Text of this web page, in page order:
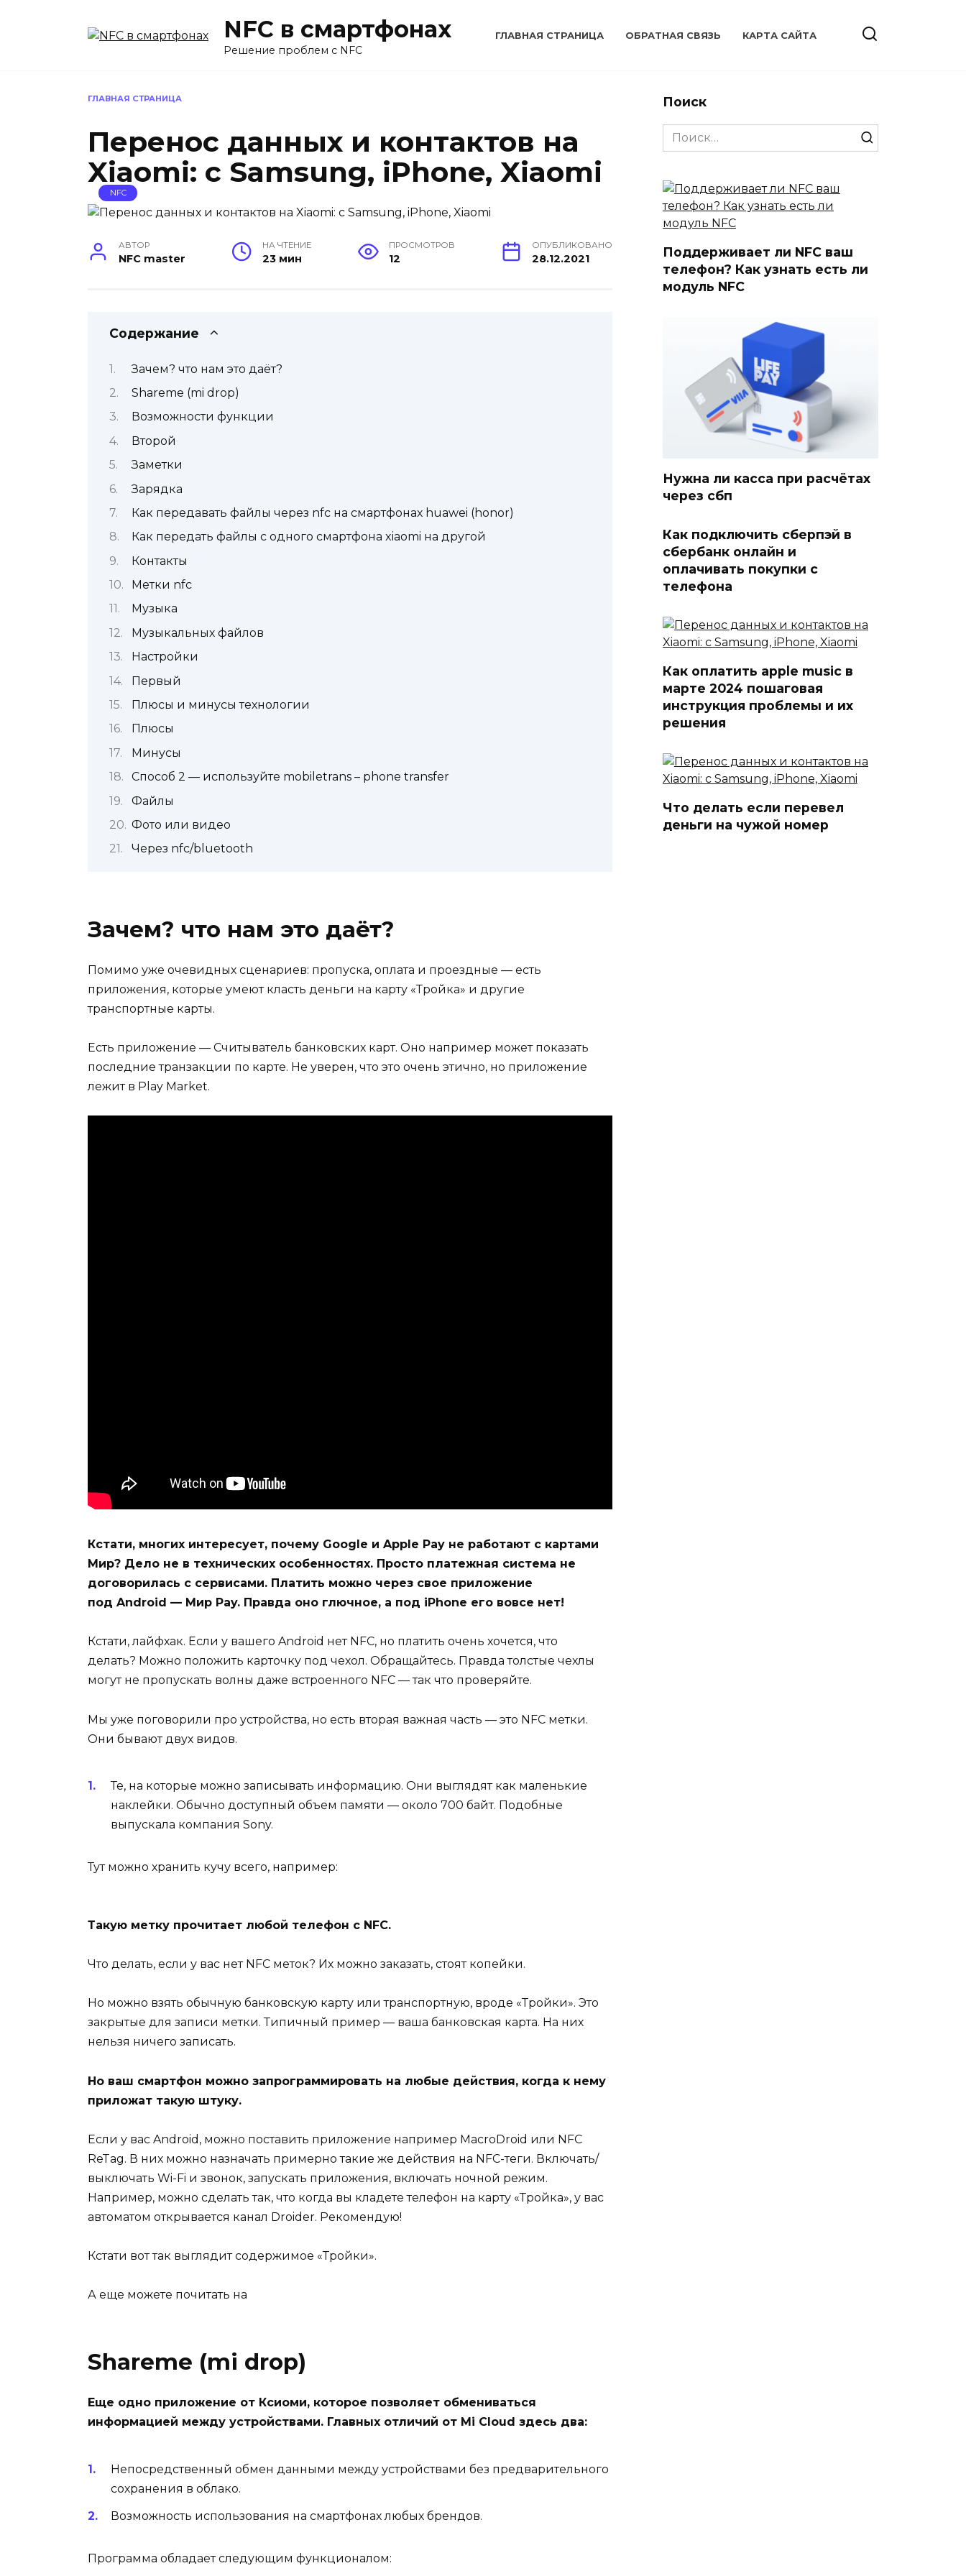
NFC в смартфонах
Решение проблем с NFC
ГЛАВНАЯ СТРАНИЦА ОБРАТНАЯ СВЯЗЬ КАРТА САЙТА
ГЛАВНАЯ СТРАНИЦА
Перенос данных и контактов на
Xiaomi: c Samsung, iPhone, Xiaomi
NFC
АВТОР
NFC master
НА ЧТЕНИЕ
23 мин
ПРОСМОТРОВ
12
ОПУБЛИКОВАНО
28.12.2021
Содержание
Зачем? что нам это даёт?
Shareme (mi drop)
Возможности функции
Второй
Заметки
Зарядка
Как передавать файлы через nfc на смартфонах huawei (honor)
Как передать файлы с одного смартфона xiaomi на другой
Контакты
Метки nfc
Музыка
Музыкальных файлов
Настройки
Первый
Плюсы и минусы технологии
Плюсы
Минусы
Способ 2 — используйте mobiletrans – phone transfer
Файлы
Фото или видео
Через nfc/bluetooth
Зачем? что нам это даёт?
Помимо уже очевидных сценариев: пропуска, оплата и проездные — есть
приложения, которые умеют класть деньги на карту «Тройка» и другие
транспортные карты.
Есть приложение — Считыватель банковских карт. Оно например может показать
последние транзакции по карте. Не уверен, что это очень этично, но приложение
лежит в Play Market.
Кстати, многих интересует, почему Google и Apple Pay не работают с картами
Мир? Дело не в технических особенностях. Просто платежная система не
договорилась с сервисами. Платить можно через свое приложение
под Android — Мир Pay. Правда оно глючное, а под iPhone его вовсе нет!
Кстати, лайфхак. Если у вашего Android нет NFC, но платить очень хочется, что
делать? Можно положить карточку под чехол. Обращайтесь. Правда толстые чехлы
могут не пропускать волны даже встроенного NFC — так что проверяйте.
Мы уже поговорили про устройства, но есть вторая важная часть — это NFC метки.
Они бывают двух видов.
Те, на которые можно записывать информацию. Они выглядят как маленькие
наклейки. Обычно доступный объем памяти — около 700 байт. Подобные
выпускала компания Sony.
Тут можно хранить кучу всего, например:
Такую метку прочитает любой телефон с NFC.
Что делать, если у вас нет NFC меток? Их можно заказать, стоят копейки.
Но можно взять обычную банковскую карту или транспортную, вроде «Тройки». Это
закрытые для записи метки. Типичный пример — ваша банковская карта. На них
нельзя ничего записать.
Но ваш смартфон можно запрограммировать на любые действия, когда к нему
приложат такую штуку.
Если у вас Android, можно поставить приложение например MacroDroid или NFC
ReTag. В них можно назначать примерно такие же действия на NFC-теги. Включать/
выключать Wi-Fi и звонок, запускать приложения, включать ночной режим.
Например, можно сделать так, что когда вы кладете телефон на карту «Тройка», у вас
автоматом открывается канал Droider. Рекомендую!
Кстати вот так выглядит содержимое «Тройки».
А еще можете почитать на
Shareme (mi drop)
Еще одно приложение от Ксиоми, которое позволяет обмениваться
информацией между устройствами. Главных отличий от Mi Cloud здесь два:
Непосредственный обмен данными между устройствами без предварительного
сохранения в облако.
Возможность использования на смартфонах любых брендов.
Программа обладает следующим функционалом:
Поиск
Search
for:
Поддерживает ли NFC ваш
телефон? Как узнать есть ли
модуль NFC
Нужна ли касса при расчётах
через сбп
Как подключить сберпэй в
сбербанк онлайн и
оплачивать покупки с
телефона
Как оплатить apple music в
марте 2024 пошаговая
инструкция проблемы и их
решения
Что делать если перевел
деньги на чужой номер